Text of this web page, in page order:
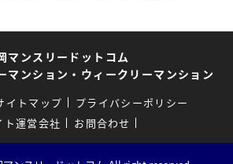
マンスリードットコム
マンション・ウィークリーマンション
イトマップ
プライバシーポリシー
ト運営会社
お問合わせ